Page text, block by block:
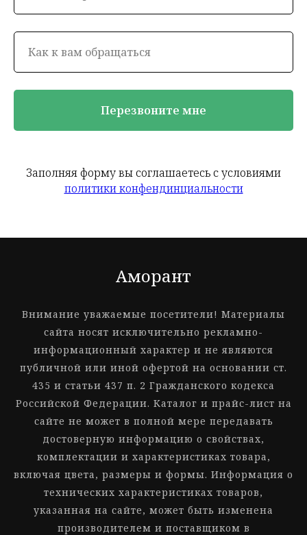
Перезвоните мне
Заполняя форму вы соглашаетесь с условиями
политики конфендинциальности
Аморант
Внимание уважаемые посетители! Материалы
сайта носят исключительно рекламно-
информационный характер и не являются
публичной или иной офертой на основании ст.
435 и статьи 437 п. 2 Гражданского кодекса
Российской Федерации. Каталог и прайс-лист на
сайте не может в полной мере передавать
достоверную информацию о свойствах,
комплектации и характеристиках товара,
включая цвета, размеры и формы. Информация о
технических характеристиках товаров,
указанная на сайте, может быть изменена
производителем и поставщиком в